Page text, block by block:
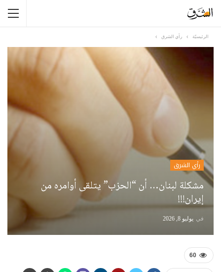
الرئيسيّة رأي الشرق
رأي الشرق
مشكلة لبنان… أن “الحزب” يتلقى أوامره من
إيران!!!
في يوليو 8, 2026
60